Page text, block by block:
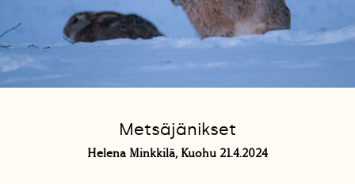
Metsäjänikset
Helena Minkkilä, Kuohu 21.4.2024